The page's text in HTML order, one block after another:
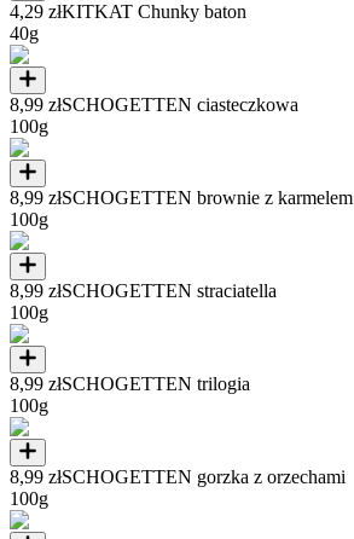
4,29 złKITKAT Chunky baton
40g
8,99 złSCHOGETTEN ciasteczkowa
100g
8,99 złSCHOGETTEN brownie z karmelem
100g
8,99 złSCHOGETTEN straciatella
100g
8,99 złSCHOGETTEN trilogia
100g
8,99 złSCHOGETTEN gorzka z orzechami
100g